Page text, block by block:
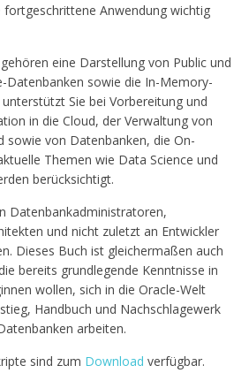
fortgeschrittene Anwendung wichtig
eine Darstellung von Public und
Datenbanken sowie die In-Memory-
Sie bei Vorbereitung und
in die Cloud, der Verwaltung von
sowie von Datenbanken, die On-
Themen wie Data Science und
berücksichtigt.
Datenbankadministratoren,
und nicht zuletzt an Entwickler
Dieses Buch ist gleichermaßen auch
bereits grundlegende Kenntnisse in
wollen, sich in die Oracle-Welt
Handbuch und Nachschlagewerk
arbeiten.
sind zum Download verfügbar.